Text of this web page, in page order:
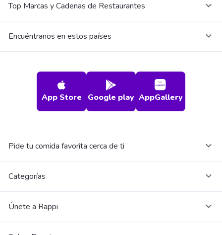
Top Marcas y Cadenas de Restaurantes
Encuéntranos en estos países
App Store Google play AppGallery
Pide tu comida favorita cerca de ti
Categorías
Únete a Rappi